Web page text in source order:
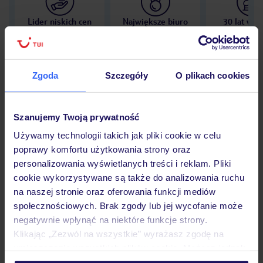
Zgoda Szczegóły O plikach cookies
Szanujemy Twoją prywatność
Używamy technologii takich jak pliki cookie w celu
poprawy komfortu użytkowania strony oraz
personalizowania wyświetlanych treści i reklam. Pliki
cookie wykorzystywane są także do analizowania ruchu
na naszej stronie oraz oferowania funkcji mediów
społecznościowych. Brak zgody lub jej wycofanie może
negatywnie wpłynąć na niektóre funkcje strony.
Klikając „Zezwól na wszystkie” wyrażasz zgodę na
Lider niskich cen
Największe biuro
30 lat w
Opinie
Pokoje
Wyżywienie